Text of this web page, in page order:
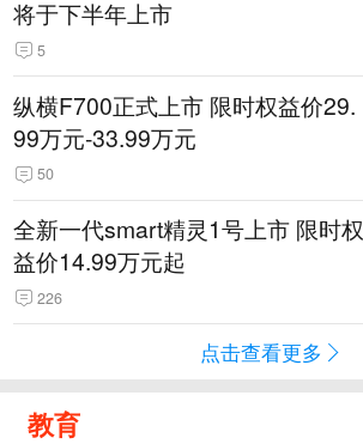
将于下半年上市
5
纵横F700正式上市 限时权益价29.
99万元-33.99万元
50
全新一代smart精灵1号上市 限时权
益价14.99万元起
226
点击查看更多
教育